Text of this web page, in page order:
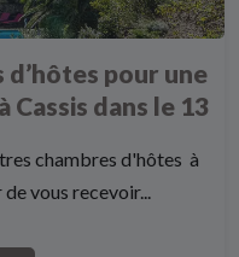
pour une
Cassis dans le 13
chambres d'hôtes à
vous recevoir...